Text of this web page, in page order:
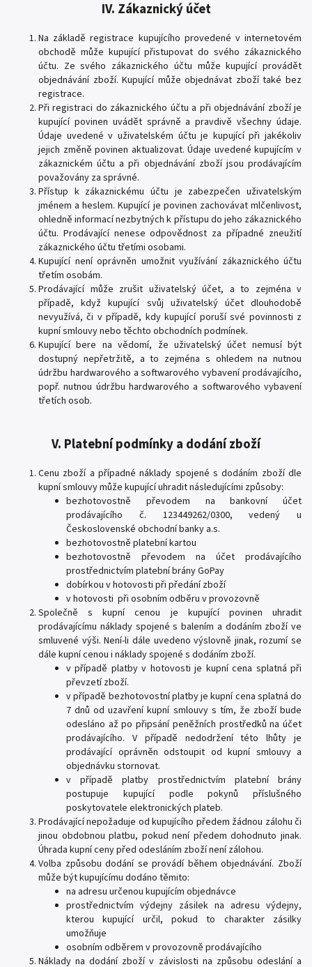
IV. Zákaznický účet
Na základě registrace kupujícího provedené v internetovém
obchodě může kupující přistupovat do svého zákaznického
účtu. Ze svého zákaznického účtu může kupující provádět
objednávání zboží. Kupující může objednávat zboží také bez
registrace.
Při registraci do zákaznického účtu a při objednávání zboží je
kupující povinen uvádět správně a pravdivě všechny údaje.
Údaje uvedené v uživatelském účtu je kupující při jakékoliv
jejich změně povinen aktualizovat. Údaje uvedené kupujícím v
zákaznickém účtu a při objednávání zboží jsou prodávajícím
považovány za správné.
Přístup k zákaznickému účtu je zabezpečen uživatelským
jménem a heslem. Kupující je povinen zachovávat mlčenlivost,
ohledně informací nezbytných k přístupu do jeho zákaznického
účtu. Prodávající nenese odpovědnost za případné zneužití
zákaznického účtu třetími osobami.
Kupující není oprávněn umožnit využívání zákaznického účtu
třetím osobám.
Prodávající může zrušit uživatelský účet, a to zejména v
případě, když kupující svůj uživatelský účet dlouhodobě
nevyužívá, či v případě, kdy kupující poruší své povinnosti z
kupní smlouvy nebo těchto obchodních podmínek.
Kupující bere na vědomí, že uživatelský účet nemusí být
dostupný nepřetržitě, a to zejména s ohledem na nutnou
údržbu hardwarového a softwarového vybavení prodávajícího,
popř. nutnou údržbu hardwarového a softwarového vybavení
třetích osob.
V. Platební podmínky a dodání zboží
Cenu zboží a případné náklady spojené s dodáním zboží dle
kupní smlouvy může kupující uhradit následujícími způsoby:
bezhotovostně převodem na bankovní účet
prodávajícího č. 123449262/0300, vedený u
Československé obchodní banky a.s.
bezhotovostně platební kartou
bezhotovostně převodem na účet prodávajícího
prostřednictvím platební brány GoPay
dobírkou v hotovosti při předání zboží
v hotovosti při osobním odběru v provozovně
Společně s kupní cenou je kupující povinen uhradit
prodávajícímu náklady spojené s balením a dodáním zboží ve
smluvené výši. Není-li dále uvedeno výslovně jinak, rozumí se
dále kupní cenou i náklady spojené s dodáním zboží.
v případě platby v hotovosti je kupní cena splatná při
převzetí zboží.
v případě bezhotovostní platby je kupní cena splatná do
7 dnů od uzavření kupní smlouvy s tím, že zboží bude
odesláno až po připsání peněžních prostředků na účet
prodávajícího. V případě nedodržení této lhůty je
prodávající oprávněn odstoupit od kupní smlouvy a
objednávku stornovat.
v případě platby prostřednictvím platební brány
postupuje kupující podle pokynů příslušného
poskytovatele elektronických plateb.
Prodávající nepožaduje od kupujícího předem žádnou zálohu či
jinou obdobnou platbu, pokud není předem dohodnuto jinak.
Úhrada kupní ceny před odesláním zboží není zálohou.
Volba způsobu dodání se provádí během objednávání. Zboží
může být kupujícímu dodáno těmito:
na adresu určenou kupujícím objednávce
prostřednictvím výdejny zásilek na adresu výdejny,
kterou kupující určil, pokud to charakter zásilky
umožňuje
osobním odběrem v provozovně prodávajícího
Náklady na dodání zboží v závislosti na způsobu odeslání a